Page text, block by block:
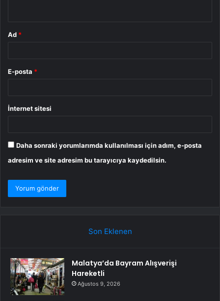
Ad *
E-posta *
İnternet sitesi
Daha sonraki yorumlarımda kullanılması için adım, e-posta
adresim ve site adresim bu tarayıcıya kaydedilsin.
Son Eklenen
Malatya’da Bayram Alışverişi
Hareketli
Ağustos 9, 2026